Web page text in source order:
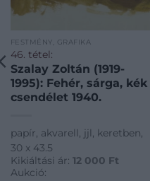
FESTMÉNY, GRAFIKA
46. tétel:
Szalay Zoltán (1919-
1995): Fehér, sárga, kék
csendélet 1940.
papír, akvarell, jjl, keretben,
30 x 43.5
Kikiáltási ár: 12 000 Ft
Aukció: